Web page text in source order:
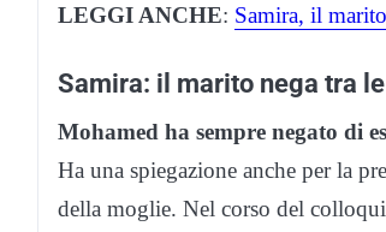
LEGGI ANCHE: Samira, il
Samira: il marito nega tra
Mohamed ha sempre negato di
Ha una spiegazione anche per la
della moglie. Nel corso del